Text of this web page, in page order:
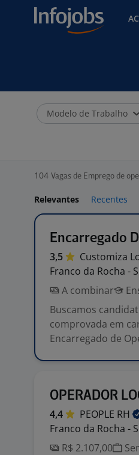
Modelo de Trabalho
104 Vagas de Emprego de
Relevantes Recentes
Encarregado
3,5 Customiza
Franco da Rocha -
A combinar
Buscamos
comprovada em
Encarregado de
OPERADOR
4,4 PEOPLE RH
Franco da Rocha -
R$ 2.107,00